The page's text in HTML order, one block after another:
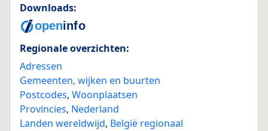
Downloads:
Regionale overzichten:
Adressen
Gemeenten, wijken en buurten
Postcodes, Woonplaatsen
Provincies, Nederland
Landen wereldwijd, België regionaal